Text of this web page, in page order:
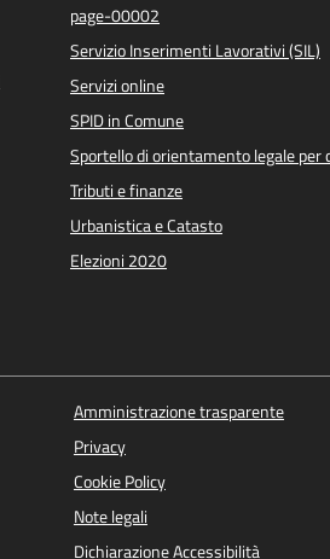
page-00002
Servizio Inserimenti Lavorativi (SIL)
Servizi online
SPID in Comune
Sportello di orientamento legale per
Tributi e finanze
Urbanistica e Catasto
Elezioni 2020
Amministrazione trasparente
Privacy
Cookie Policy
Note legali
Dichiarazione Accessibilità